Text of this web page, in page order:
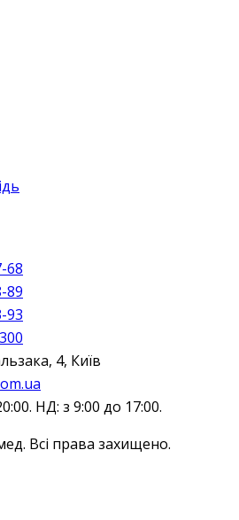
68
89
93
4, Київ
НД: з 9:00 до 17:00.
Всі права захищено.